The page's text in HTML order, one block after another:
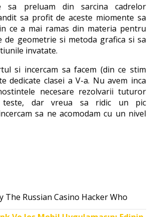
sa preluam din sarcina cadrelor
sa profit de aceste miomente sa
ce a mai ramas din materia pentru
de geometrie si metoda grafica si sa
invatate.
si incercam sa facem (din ce stim
dedicate clasei a V-a. Nu avem inca
necesare rezolvarii tuturor
teste, dar vreua sa ridic un pic
sa ne acomodam cu un nivel
The Russian Casino Hacker Who